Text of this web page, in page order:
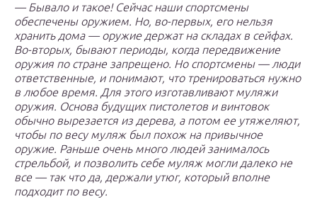
— Бывало и такое! Сейчас наши спорт­смены
обеспечены оружием. Но, во-первых, его нельзя
хранить дома — оружие держат на складах в сейфах.
Во-вторых, бывают периоды, когда передвижение
оружия по стране запрещено. Но спортсмены — люди
ответственные, и понимают, что тренироваться нужно
в любое время. Для этого изготавливают муляжи
оружия. Основа будущих пистолетов и винтовок
обычно вырезается из дерева, а потом ее утяжеляют,
чтобы по весу муляж был похож на привычное
оружие. Раньше очень много людей занималось
стрельбой, и позволить себе муляж могли далеко не
все — так что да, держали утюг, который вполне
подходит по весу.